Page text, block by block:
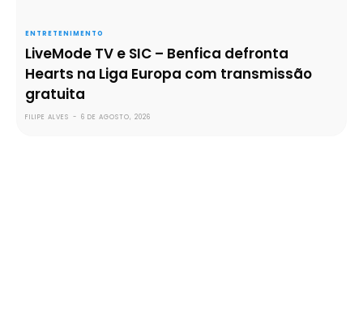
ENTRETENIMENTO
LiveMode TV e SIC – Benfica defronta
Hearts na Liga Europa com transmissão
gratuita
FILIPE ALVES - 6 DE AGOSTO, 2026